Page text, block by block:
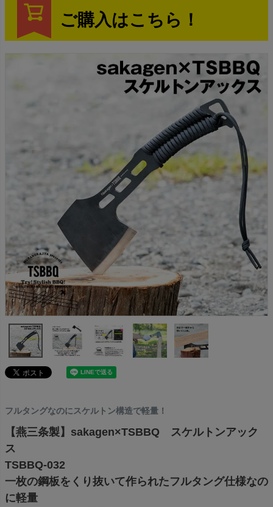
ご購入はこちら！
フルタングなのにスケルトン構造で軽量！
【燕三条製】sakagen×TSBBQ スケルトンアック
ス
TSBBQ-032
一枚の鋼板をくり抜いて作られたフルタング仕様なの
に軽量